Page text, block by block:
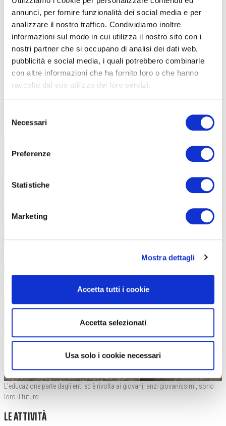
annunci, per fornire funzionalità dei social media e per
analizzare il nostro traffico. Condividiamo inoltre
informazioni sul modo in cui utilizza il nostro sito con i
nostri partner che si occupano di analisi dei dati web,
pubblicità e social media, i quali potrebbero combinarle
con altre informazioni che ha fornito loro o che hanno
raccolto dal suo utilizzo dei loro servizi.
delNecessari
Preferenze
Statistiche
Marketing
Mostra dettagli
Accetta tutti i cookie
Accetta selezionati
Usa solo i cookie necessari
«Queste patologie croniche – prosegue Adamo Ruscelli – come il
diabete o le malattie cardiovascolari e del metabolismo, vengono
curate con terapie specifiche.Tuttavia l’idea è di far sì che i
pazienti e i cittadini non si ammalinoo comunque che lo facciano
sempre più tardi. Per fare ciò si fanno delle relazioni con i comuni
e si sviluppano dei percorsi educazionali e delle attività di
prevenzione.Al centro c’è la salute dei pazienti ma anche un
beneficio socio economico. Un cittadino attivo sarà, con buone
probabilità, un cittadino sano».
L’educazione parte dagli enti ed è rivolta ai giovani, anzi giovanissimi, sono
loro il futuro
LE ATTIVITÀ